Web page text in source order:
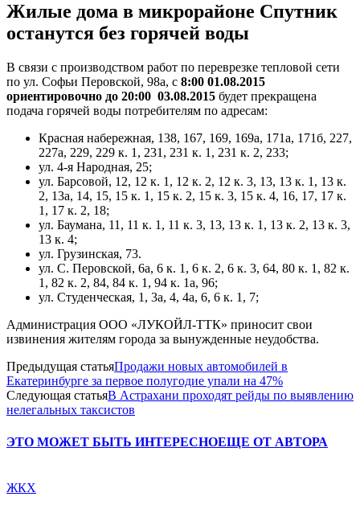
Жилые дома в микрорайоне Спутник
останутся без горячей воды
В связи с производством работ по переврезке тепловой сети
по ул. Софьи Перовской, 98а, с 8:00 01.08.2015
ориентировочно до 20:00 03.08.2015 будет прекращена
подача горячей воды потребителям по адресам:
Красная набережная, 138, 167, 169, 169а, 171а, 171б, 227,
227а, 229, 229 к. 1, 231, 231 к. 1, 231 к. 2, 233;
ул. 4-я Народная, 25;
ул. Барсовой, 12, 12 к. 1, 12 к. 2, 12 к. 3, 13, 13 к. 1, 13 к.
2, 13а, 14, 15, 15 к. 1, 15 к. 2, 15 к. 3, 15 к. 4, 16, 17, 17 к.
1, 17 к. 2, 18;
ул. Баумана, 11, 11 к. 1, 11 к. 3, 13, 13 к. 1, 13 к. 2, 13 к. 3,
13 к. 4;
ул. Грузинская, 73.
ул. С. Перовской, 6а, 6 к. 1, 6 к. 2, 6 к. 3, 64, 80 к. 1, 82 к.
1, 82 к. 2, 84, 84 к. 1, 94 к. 1а, 96;
ул. Студенческая, 1, 3а, 4, 4а, 6, 6 к. 1, 7;
Администрация ООО «ЛУКОЙЛ-ТТК» приносит свои
извинения жителям города за вынужденные неудобства.
Предыдущая статьяПродажи новых автомобилей в
Екатеринбурге за первое полугодие упали на 47%
Следующая статьяВ Астрахани проходят рейды по выявлению
нелегальных таксистов
ЭТО МОЖЕТ БЫТЬ ИНТЕРЕСНОЕЩЕ ОТ АВТОРА
ЖКХ